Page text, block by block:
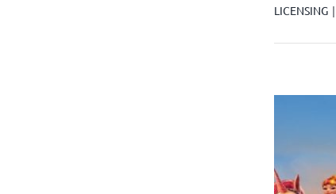
LICENSING |